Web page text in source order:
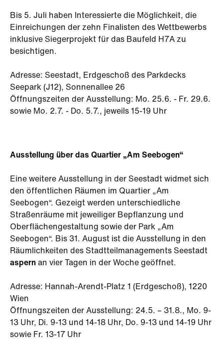
Bis 5. Juli haben Interessierte die Möglichkeit, die
Einreichungen der zehn Finalisten des Wettbewerbs
inklusive Siegerprojekt für das Baufeld H7A zu
besichtigen.
Adresse: Seestadt, Erdgeschoß des Parkdecks
Seepark (J12), Sonnenallee 26
Öffnungszeiten der Ausstellung: Mo. 25.6. - Fr. 29.6.
sowie Mo. 2.7. - Do. 5.7., jeweils 15-19 Uhr
Ausstellung über das Quartier „Am Seebogen“
Eine weitere Ausstellung in der Seestadt widmet sich
den öffentlichen Räumen im Quartier „Am
Seebogen“. Gezeigt werden unterschiedliche
Straßenräume mit jeweiliger Bepflanzung und
Oberflächengestaltung sowie der Park „Am
Seebogen“. Bis 31. August ist die Ausstellung in den
Räumlichkeiten des Stadtteilmanagements Seestadt
aspern an vier Tagen in der Woche geöffnet.
Adresse: Hannah-Arendt-Platz 1 (Erdgeschoß), 1220
Wien
Öffnungszeiten der Ausstellung: 24.5. – 31.8., Mo. 9-
13 Uhr, Di. 9-13 und 14-18 Uhr, Do. 9-13 und 14-19 Uhr
sowie Fr. 13-17 Uhr